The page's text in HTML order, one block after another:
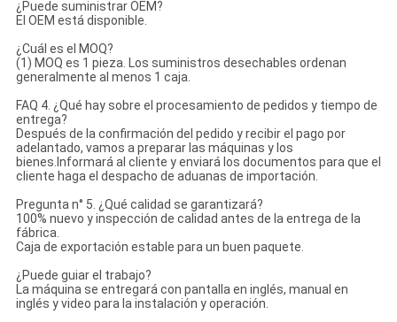
¿Puede suministrar OEM?
El OEM está disponible.
¿Cuál es el MOQ?
(1) MOQ es 1 pieza. Los suministros desechables ordenan
generalmente al menos 1 caja.
FAQ 4. ¿Qué hay sobre el procesamiento de pedidos y tiempo de
entrega?
Después de la confirmación del pedido y recibir el pago por
adelantado, vamos a preparar las máquinas y los
bienes.Informará al cliente y enviará los documentos para que el
cliente haga el despacho de aduanas de importación.
Pregunta n° 5. ¿Qué calidad se garantizará?
100% nuevo y inspección de calidad antes de la entrega de la
fábrica.
Caja de exportación estable para un buen paquete.
¿Puede guiar el trabajo?
La máquina se entregará con pantalla en inglés, manual en
inglés y video para la instalación y operación.